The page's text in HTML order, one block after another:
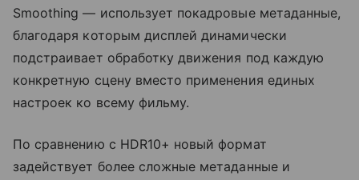
Smoothing — использует покадровые метаданные,
благодаря которым дисплей динамически
подстраивает обработку движения под каждую
конкретную сцену вместо применения единых
настроек ко всему фильму.
По сравнению с HDR10+ новый формат
задействует более сложные метаданные и